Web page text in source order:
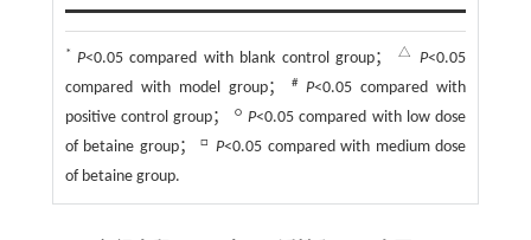
* P<0.05 compared with blank control group； △ P<0.05
compared with model group；# P<0.05 compared with
positive control group；
○ P<0.05 compared with low dose
of betaine group；□ P<0.05 compared with medium dose
of betaine group.